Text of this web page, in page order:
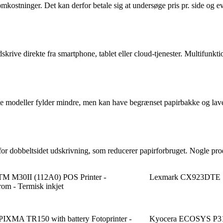
Det kan derfor betale sig at undersøge pris pr. side
direkte fra smartphone, tablet eller cloud-tjenester.
fylder mindre, men kan have begrænset papirbakke og
dobbeltsidet udskrivning, som reducerer papirforbruget. Nogle
M30II (112A0) POS Printer -
- Termisk inkjet
Lexmark CX923DTE
TR150 with battery Fotoprinter -
Kyocera ECOSYS